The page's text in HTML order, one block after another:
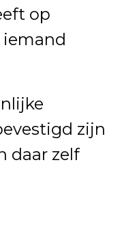
op
iemand
zijn
daar zelf